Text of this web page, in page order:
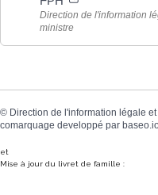
Direction de l'information
ministre
© Direction de l'information légale
comarquage developpé par
et
Mise à jour du livret de famille :